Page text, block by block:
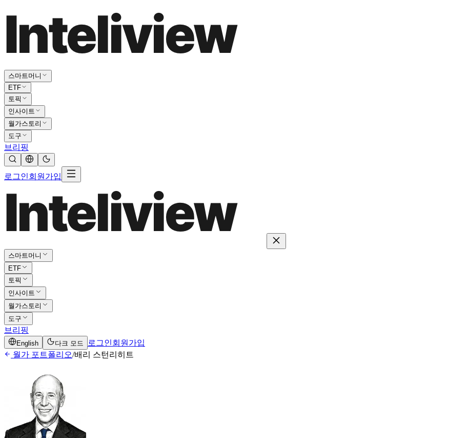
스마트머니
ETF
토픽
인사이트
월가스토리
도구
브리핑
로그인회원가입
스마트머니
ETF
토픽
인사이트
월가스토리
도구
브리핑
English 다크 모드 로그인회원가입
월가 포트폴리오/배리 스턴리히트